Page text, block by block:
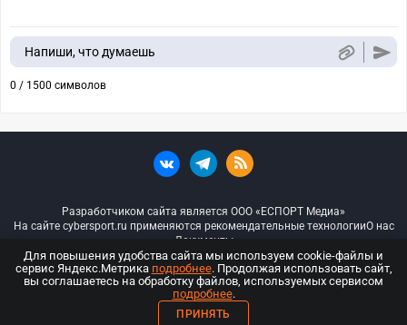
Напиши, что думаешь
0 / 1500 символов
Разработчиком сайта является ООО «ЕСПОРТ Медиа»
На сайте cybersport.ru применяются рекомендательные технологииО нас
Документы
© ООО «Киберспорт.ру» — Все права защищены
18+
Для повышения удобства сайта мы используем cookie-файлы и
сервис Яндекс.Метрика подробнее. Продолжая использовать сайт,
вы соглашаетесь на обработку файлов, используемых сервисом
подробнее.
ПРИНЯТЬ